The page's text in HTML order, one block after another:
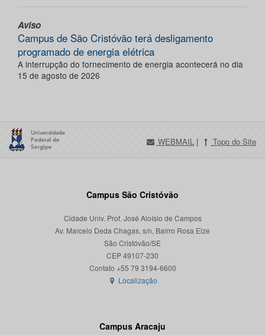
Aviso
Campus de São Cristóvão terá desligamento
programado de energia elétrica
A interrupção do fornecimento de energia acontecerá no dia
15 de agosto de 2026
WEBMAIL | Topo do Site
Campus São Cristóvão
Cidade Univ. Prof. José Aloísio de Campos
Av. Marcelo Deda Chagas, s/n, Bairro Rosa Elze
São Cristóvão/SE
CEP 49107-230
Localização
Campus Aracaju